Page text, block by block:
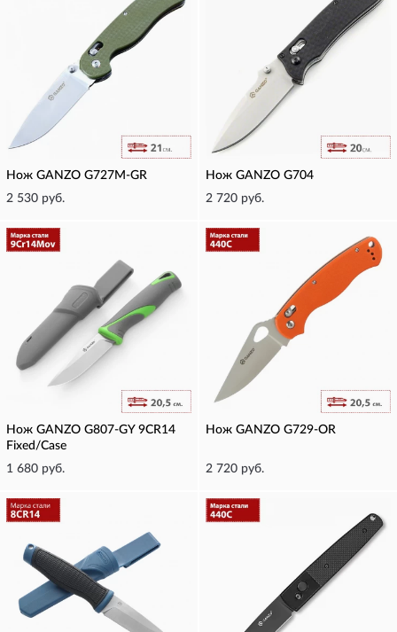
Нож GANZO G727M-GR
2 530 руб.
Нож GANZO G704
2 720 руб.
Нож GANZO G807-GY 9CR14
Fixed/Case
1 680 руб.
Нож GANZO G729-OR
2 720 руб.